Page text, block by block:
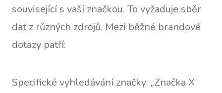
související s vaší značkou. To vyžaduje sběr
dat z různých zdrojů. Mezi běžné brandové
dotazy patří:
Specifické vyhledávání značky: „Značka X